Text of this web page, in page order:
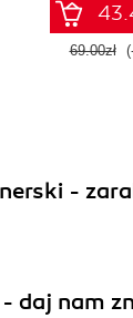
69.00zł
-
daj nam